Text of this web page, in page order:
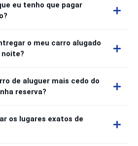
eu tenho que pagar
o meu carro alugado
noite?
de aluguer mais cedo do
reserva?
os lugares exatos de